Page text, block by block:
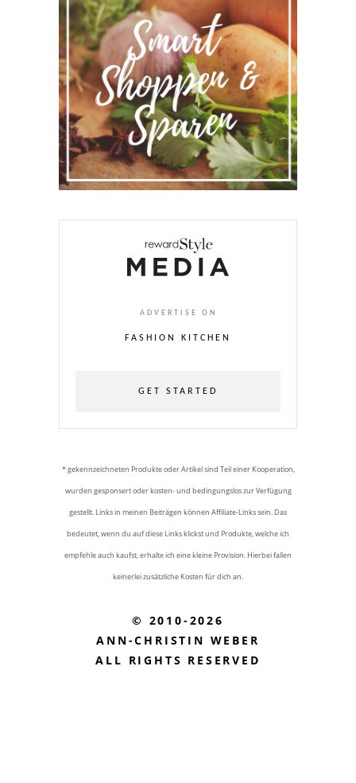
ADVERTISE ON
FASHION KITCHEN
GET STARTED
* gekennzeichneten Produkte oder Artikel sind Teil einer Kooperation,
wurden gesponsert oder kosten- und bedingungslos zur Verfügung
gestellt. Links in meinen Beiträgen können Affiliate-Links sein. Das
bedeutet, wenn du auf diese Links klickst und Produkte, welche ich
empfehle auch kaufst, erhalte ich eine kleine Provision. Hierbei fallen
keinerlei zusätzliche Kosten für dich an.
© 2010-2026
ANN-CHRISTIN WEBER
ALL RIGHTS RESERVED